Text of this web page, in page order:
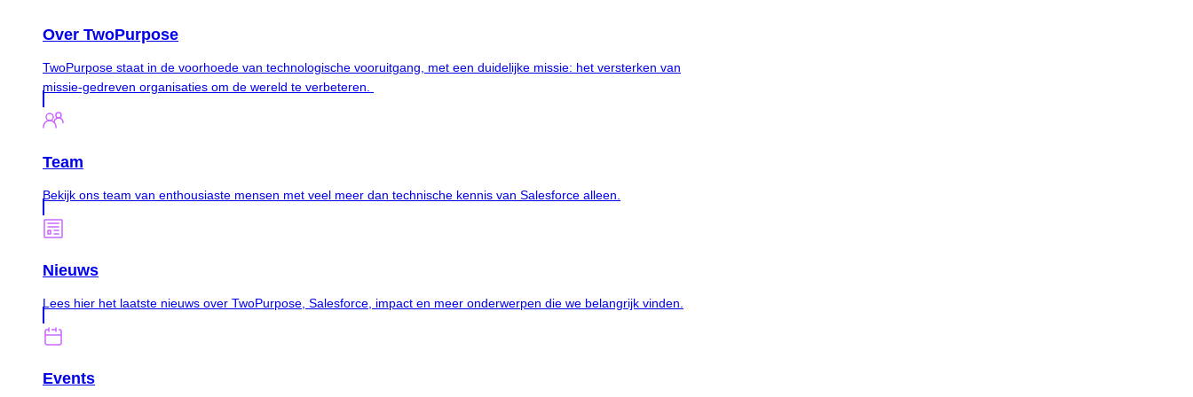
Over TwoPurpose
TwoPurpose staat in de voorhoede van technologische vooruitgang, met een duidelijke missie: het versterken van
missie-gedreven organisaties om de wereld te verbeteren.
Team
Bekijk ons team van enthousiaste mensen met veel meer dan technische kennis van Salesforce alleen.
Nieuws
Lees hier het laatste nieuws over TwoPurpose, Salesforce, impact en meer onderwerpen die we belangrijk vinden.
Events